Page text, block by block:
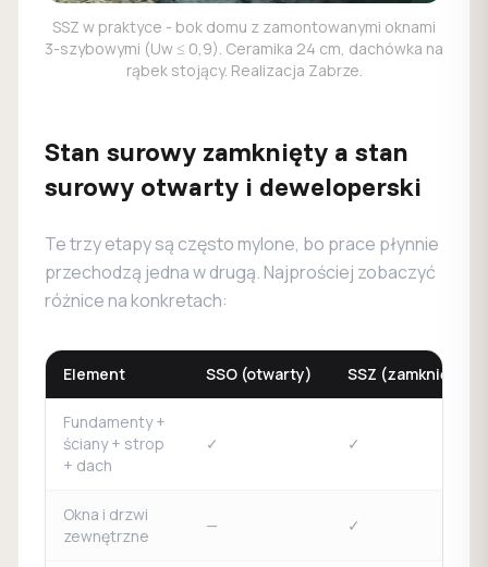
SSZ w praktyce - bok domu z zamontowanymi oknami
3-szybowymi (Uw ≤ 0,9). Ceramika 24 cm, dachówka na
rąbek stojący. Realizacja Zabrze.
Stan surowy zamknięty a stan
surowy otwarty i deweloperski
Te trzy etapy są często mylone, bo prace płynnie
przechodzą jedna w drugą. Najprościej zobaczyć
różnice na konkretach:
Element SSO (otwarty) SSZ (zamknięty)
Fundamenty +
ściany + strop
+ dach
✓ ✓
Okna i drzwi
zewnętrzne
— ✓